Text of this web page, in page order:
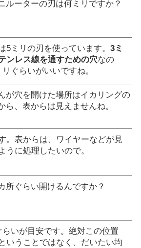
ルーターの刃は何ミリですか？
5ミリの刃を使っています。 3ミ
ンレス線を通すための穴なの
ぐらいがいいですね。
が穴を開けた場所はイカリングの
ら、表からは見えませんね。
。表からは、ワイヤーなどが見
うに処理したいので。
所ぐらい開けるんですか？
らいが目安です。絶対この位置
うことではなく、だいたい均